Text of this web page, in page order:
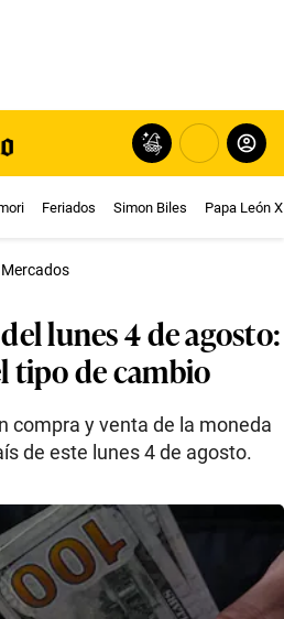
Feriados Simon Biles Papa León
Mercados
lunes 4 de agosto:
tipo de cambio
compra y venta de la moneda
de este lunes 4 de agosto.